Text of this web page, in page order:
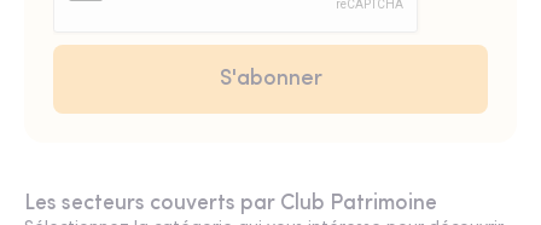
Les secteurs couverts par Club Patrimoine